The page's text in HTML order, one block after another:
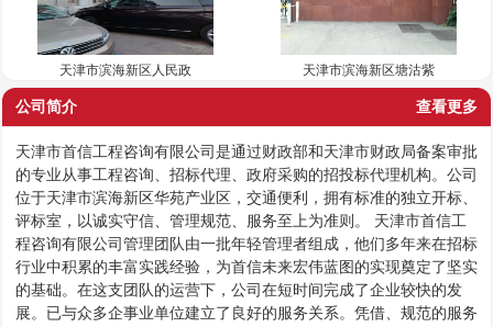
天津市滨海新区人民政 天津市滨海新区塘沽紫
查看更多
公司简介
天津市首信工程咨询有限公司是通过财政部和天津市财政局备案审批
的专业从事工程咨询、招标代理、政府采购的招投标代理机构。公司
位于天津市滨海新区华苑产业区，交通便利，拥有标准的独立开标、
评标室，以诚实守信、管理规范、服务至上为准则。 天津市首信工
程咨询有限公司管理团队由一批年轻管理者组成，他们多年来在招标
行业中积累的丰富实践经验，为首信未来宏伟蓝图的实现奠定了坚实
的基础。在这支团队的运营下，公司在短时间完成了企业较快的发
展。已与众多企事业单位建立了良好的服务关系。凭借、规范的服务